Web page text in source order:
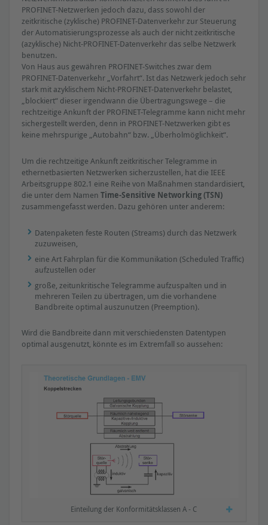
PROFINET-Netzwerken jedoch dazu, dass sowohl der
zeitkritische (zyklische) PROFINET-Datenverkehr zur Steuerung
der Automatisierungsprozesse als auch der nicht zeitkritische
(azyklische) Nicht-PROFINET-Datenverkehr das selbe Netzwerk
benutzen.
Von Haus aus gewähren PROFINET-Switches zwar dem
PROFINET-Datenverkehr „Vorfahrt“. Ist das Netzwerk jedoch sehr
stark mit azyklischem Nicht-PROFINET-Datenverkehr belastet,
„blockiert“ dieser irgendwann die Übertragungswege – die
rechtzeitige Ankunft der PROFINET-Telegramme kann nicht mehr
sichergestellt werden, denn in PROFINET-Netzwerken gibt es
keine mehrspurige „Autobahn“ bzw. „Überholmöglichkeit“.
Um die rechtzeitige Ankunft zeitkritischer Telegramme in
ethernetbasierten Netzwerken sicherzustellen, hat die IEEE
Arbeitsgruppe 802.1 eine Reihe von Maßnahmen standardisiert,
die unter dem NamenTime-Sensitive Networking (TSN)
zusammengefasst werden. Dazu gehören unter anderem:
Datenpaketen feste Routen (Streams) durch das Netzwerk
zuzuweisen,
eine Art Fahrplan für die Kommunikation (Scheduled Traffic)
aufzustellen oder
große, zeitunkritische Telegramme aufzuspalten und in
mehreren Teilen zu übertragen, um die vorhandene
Bandbreite optimal auszunutzen (Preemption).
Wird die Bandbreite dann mit verschiedensten Datentypen
optimal ausgenutzt, könnte es im Extremfall so aussehen:
Einteilung der Konformitätsklassen A - C